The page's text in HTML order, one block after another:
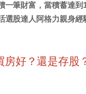
一筆財富，當積蓄達
股達人阿格力親身經
好？還是存股